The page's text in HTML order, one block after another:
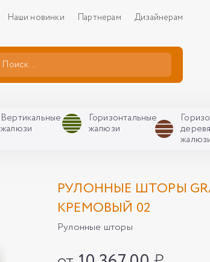
Наши новинки Партнерам Дизайнерам
Вертикальные
жалюзи
Горизонтальные
жалюзи
РУЛОННЫЕ ШТОРЫ
КРЕМОВЫЙ 02
Рулонные шторы